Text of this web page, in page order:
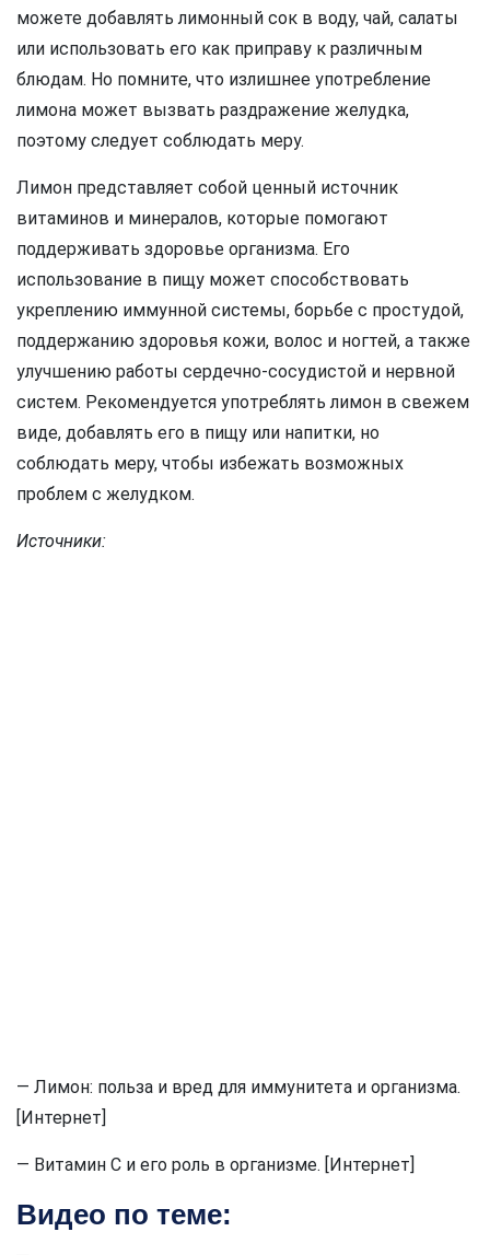
можете добавлять лимонный сок в воду, чай, салаты
или использовать его как приправу к различным
блюдам. Но помните, что излишнее употребление
лимона может вызвать раздражение желудка,
поэтому следует соблюдать меру.
Лимон представляет собой ценный источник
витаминов и минералов, которые помогают
поддерживать здоровье организма. Его
использование в пищу может способствовать
укреплению иммунной системы, борьбе с простудой,
поддержанию здоровья кожи, волос и ногтей, а также
улучшению работы сердечно-сосудистой и нервной
систем. Рекомендуется употреблять лимон в свежем
виде, добавлять его в пищу или напитки, но
соблюдать меру, чтобы избежать возможных
проблем с желудком.
Источники:
— Лимон: польза и вред для иммунитета и организма.
[Интернет]
— Витамин C и его роль в организме. [Интернет]
Видео по теме: